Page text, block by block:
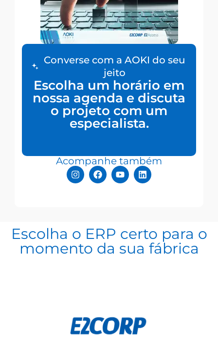
Converse com a AOKI do seu
jeito
Escolha um horário em
nossa agenda e discuta
o projeto com um
especialista.
Acompanhe também
Escolha o ERP certo para o
momento da sua fábrica